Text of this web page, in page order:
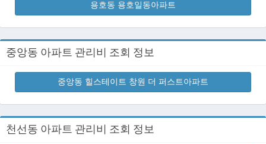
용호동 용호일동아파트
중앙동 아파트 관리비 조회 정보
중앙동 힐스테이트 창원 더 퍼스트아파트
천선동 아파트 관리비 조회 정보